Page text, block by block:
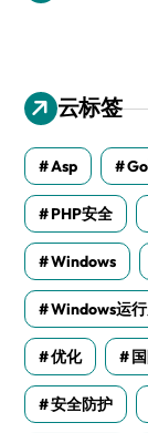
云标签
Asp
PHP安全
Windows
Windows运
优化
安全防护